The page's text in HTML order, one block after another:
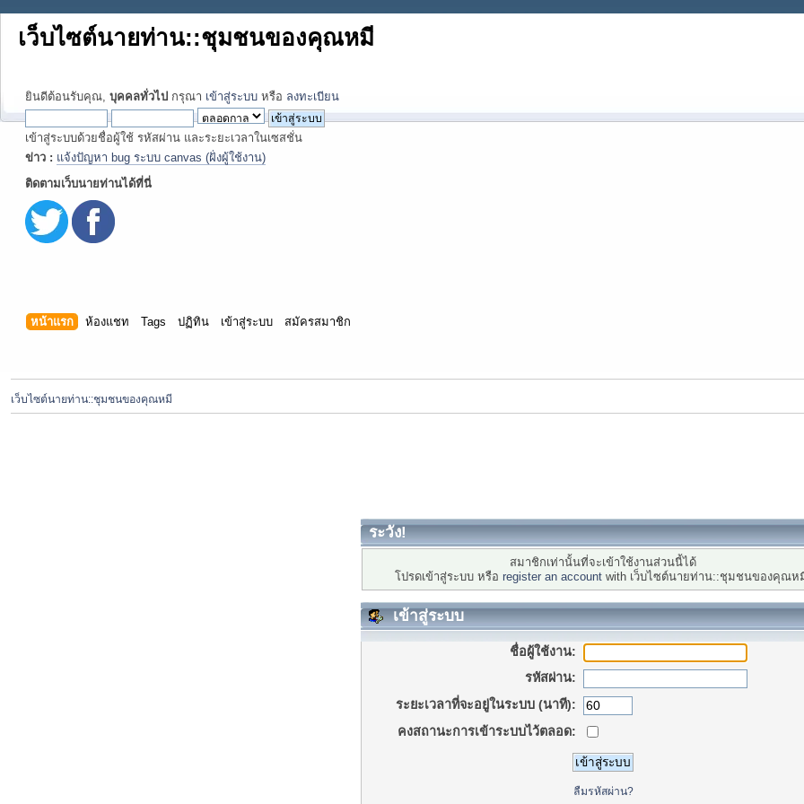
เว็บไซต์นายท่าน::ชุมชนของคุณหมี
ยินดีต้อนรับคุณ, บุคคลทั่วไป กรุณา เข้าสู่ระบบ หรือ ลงทะเบียน
เข้าสู่ระบบด้วยชื่อผู้ใช้ รหัสผ่าน และระยะเวลาในเซสชั่น
ข่าว : แจ้งปัญหา bug ระบบ canvas (ฝั่งผู้ใช้งาน)
ติดตามเว็บนายท่านได้ที่นี่
หน้าแรก ห้องแชท Tags ปฏิทิน เข้าสู่ระบบ สมัครสมาชิก
เว็บไซต์นายท่าน::ชุมชนของคุณหมี
ระวัง!
สมาชิกเท่านั้นที่จะเข้าใช้งานส่วนนี้ได้
โปรดเข้าสู่ระบบ หรือ register an account with เว็บไซต์นายท่าน::ชุมชนของคุณห
เข้าสู่ระบบ
ชื่อผู้ใช้งาน:
รหัสผ่าน:
ระยะเวลาที่จะอยู่ในระบบ (นาที):
คงสถานะการเข้าระบบไว้ตลอด:
ลืมรหัสผ่าน?